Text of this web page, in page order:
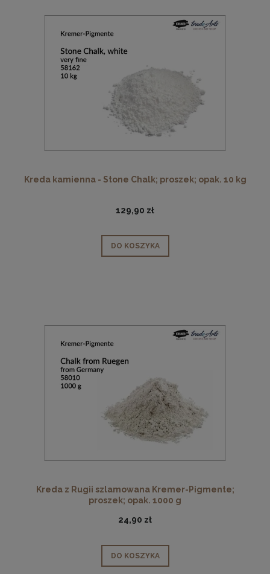
Kreda kamienna - Stone Chalk; proszek; opak. 10 kg
129,90 zł
DO KOSZYKA
Kreda z Rugii szlamowana Kremer-Pigmente;
proszek; opak. 1000 g
24,90 zł
DO KOSZYKA